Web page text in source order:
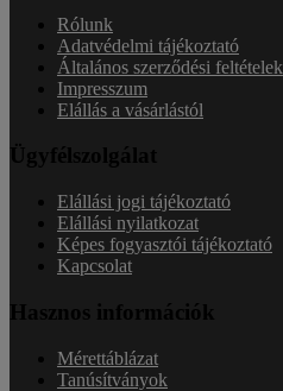
Rólunk
Adatvédelmi tájékoztató
Általános szerződési feltételek
Impresszum
Elállás a vásárlástól
Ügyfélszolgálat
Elállási jogi tájékoztató
Elállási nyilatkozat
Képes fogyasztói tájékoztató
Kapcsolat
Hasznos információk
Mérettáblázat
Tanúsítványok